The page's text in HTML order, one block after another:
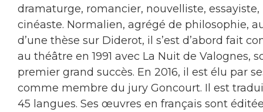
dramaturge, romancier, nouvelliste, essayiste,
cinéaste. Normalien, agrégé de philosophie,
d’une thèse sur Diderot, il s’est d’abord fait
au théâtre en 1991 avec La Nuit de Valognes,
premier grand succès. En 2016, il est élu par
comme membre du jury Goncourt. Il est
45 langues. Ses œuvres en français sont